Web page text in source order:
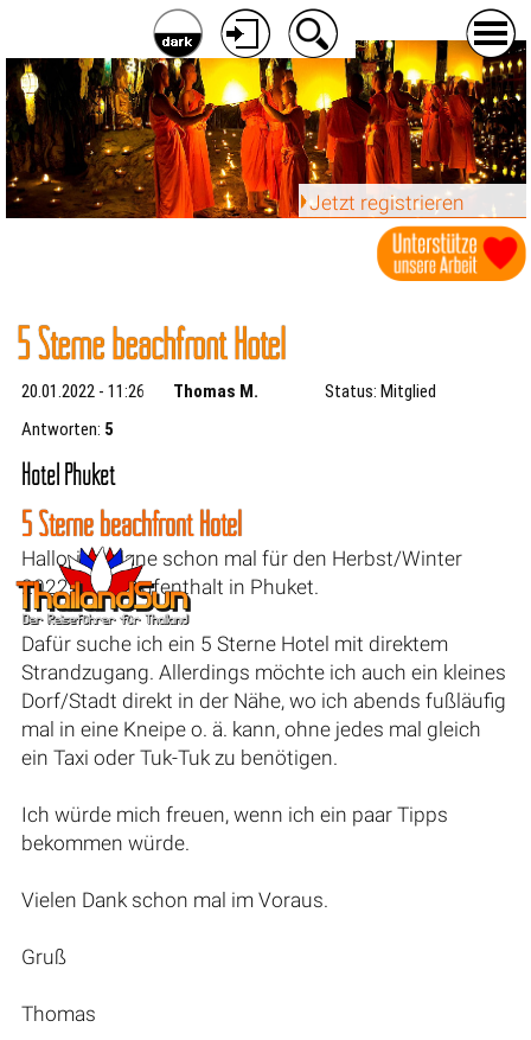
Jetzt registrieren
5 Sterne beachfront Hotel
20.01.2022 - 11:26 Thomas M.
Status: Mitglied
Antworten: 5
Hotel Phuket
5 Sterne beachfront Hotel
Hallo, ich plane schon mal für den Herbst/Winter
2022 einen Aufenthalt in Phuket.
Dafür suche ich ein 5 Sterne Hotel mit direktem
Strandzugang. Allerdings möchte ich auch ein kleines
Dorf/Stadt direkt in der Nähe, wo ich abends fußläufig
mal in eine Kneipe o. ä. kann, ohne jedes mal gleich
ein Taxi oder Tuk-Tuk zu benötigen.
Ich würde mich freuen, wenn ich ein paar Tipps
bekommen würde.
Vielen Dank schon mal im Voraus.
Gruß
Thomas